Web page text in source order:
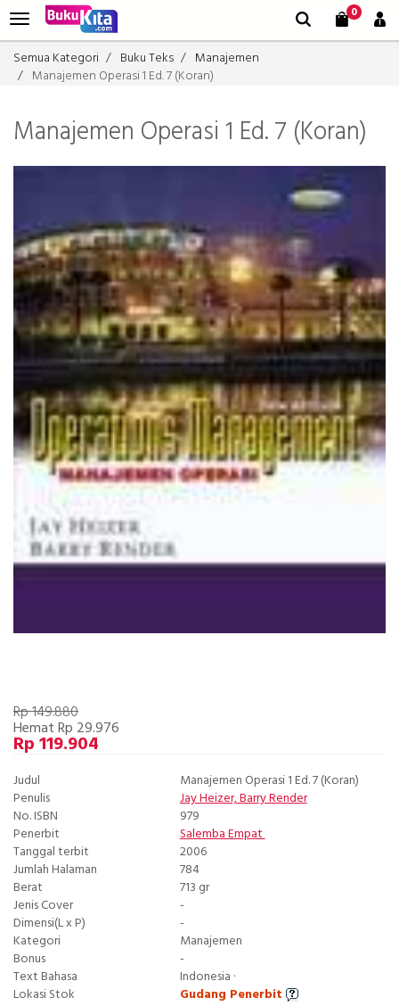
0
Semua Kategori Buku Teks
Manajemen
Manajemen Operasi 1 Ed. 7 (Koran)
Manajemen Operasi 1 Ed. 7 (Koran)
Rp 149.880
Hemat Rp 29.976
Rp 119.904
Judul
Manajemen Operasi 1 Ed. 7 (Koran)
Penulis
Jay Heizer, Barry Render
No. ISBN
979
Penerbit
Salemba Empat
Tanggal terbit
2006
Jumlah Halaman
784
Berat
713 gr
Jenis Cover
-
Dimensi(L x P)
-
Kategori
Manajemen
Bonus
-
Text Bahasa
Indonesia ·
Lokasi Stok
Gudang Penerbit